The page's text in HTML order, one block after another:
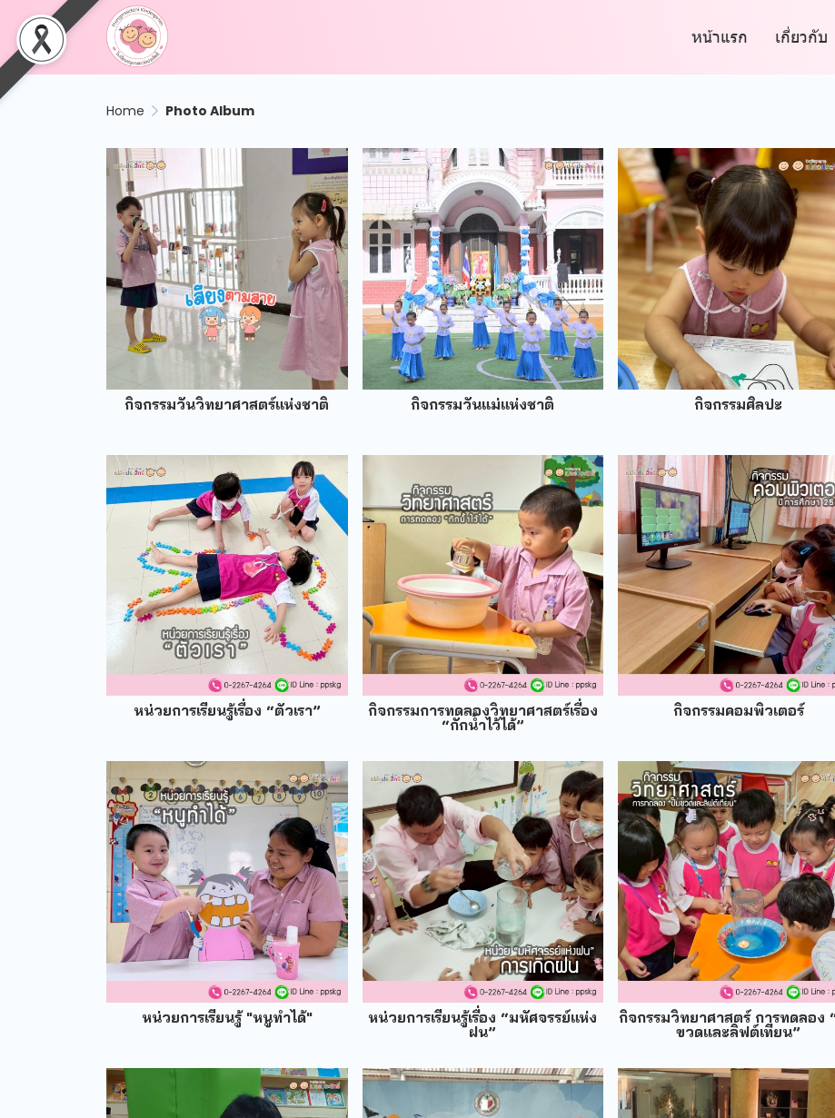
หน้าแรก เกี่ยวกับ
Home Photo Album
กิจกรรมวันวิทยาศาสตร์แห่งชาติ กิจกรรมวันแม่แห่งชาติ กิจกรรมศิลปะ
หน่วยการเรียนรู้เรื่อง “ตัวเรา”
กิจกรรมการทดลองวิทยาศาสตร์เรื่อง
“กักน้ำไว้ได้”
กิจกรรมคอมพิวเตอร์
หน่วยการเรียนรู้ "หนูทำได้"
หน่วยการเรียนรู้เรื่อง “มหัศจรรย์แห่ง
ฝน”
กิจกรรมวิทยาศาสตร์ การทดลอง
ขวดและลิฟต์เทียน”